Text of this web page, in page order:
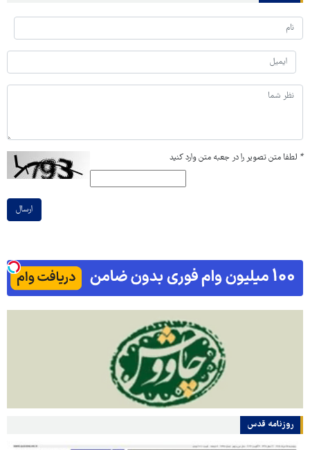
* لطفا متن تصویر را در جعبه متن وارد کنید
ارسال
روزنامه قدس